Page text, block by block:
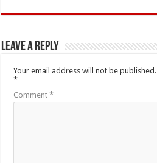
Leave a Reply
Your email address will not be published.
*
Comment*